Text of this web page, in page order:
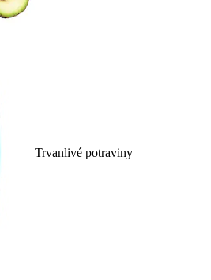
Trvanlivé potraviny